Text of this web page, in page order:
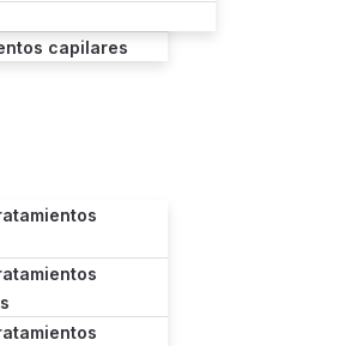
capilares